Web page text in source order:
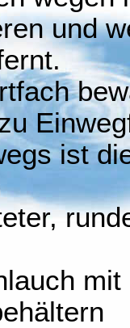
und
ist